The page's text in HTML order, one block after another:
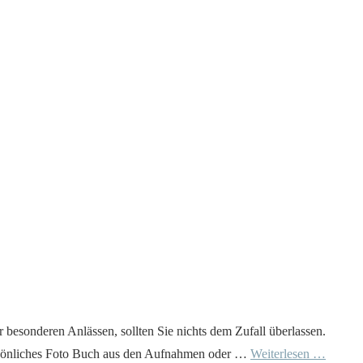
Anlässen, sollten Sie nichts dem Zufall überlassen.
Foto Buch aus den Aufnahmen oder … Weiterlesen …